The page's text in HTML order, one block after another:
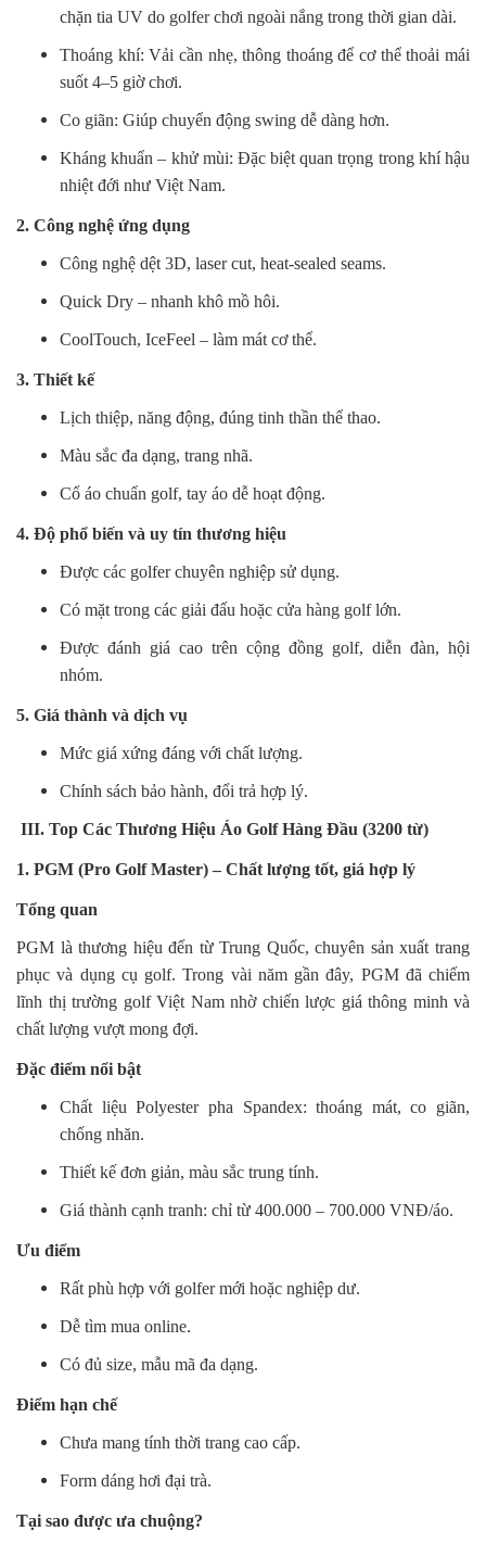
chặn tia UV do golfer chơi ngoài nắng trong thời gian dài.
Thoáng khí: Vải cần nhẹ, thông thoáng để cơ thể thoải mái
suốt 4–5 giờ chơi.
Co giãn: Giúp chuyển động swing dễ dàng hơn.
Kháng khuẩn – khử mùi: Đặc biệt quan trọng trong khí hậu
nhiệt đới như Việt Nam.
2. Công nghệ ứng dụng
Công nghệ dệt 3D, laser cut, heat-sealed seams.
Quick Dry – nhanh khô mồ hôi.
CoolTouch, IceFeel – làm mát cơ thể.
3. Thiết kế
Lịch thiệp, năng động, đúng tinh thần thể thao.
Màu sắc đa dạng, trang nhã.
Cổ áo chuẩn golf, tay áo dễ hoạt động.
4. Độ phổ biến và uy tín thương hiệu
Được các golfer chuyên nghiệp sử dụng.
Có mặt trong các giải đấu hoặc cửa hàng golf lớn.
Được đánh giá cao trên cộng đồng golf, diễn đàn, hội
nhóm.
5. Giá thành và dịch vụ
Mức giá xứng đáng với chất lượng.
Chính sách bảo hành, đổi trả hợp lý.
III. Top Các Thương Hiệu Áo Golf Hàng Đầu (3200 từ)
1. PGM (Pro Golf Master) – Chất lượng tốt, giá hợp lý
Tổng quan
PGM là thương hiệu đến từ Trung Quốc, chuyên sản xuất trang
phục và dụng cụ golf. Trong vài năm gần đây, PGM đã chiếm
lĩnh thị trường golf Việt Nam nhờ chiến lược giá thông minh và
chất lượng vượt mong đợi.
Đặc điểm nổi bật
Chất liệu Polyester pha Spandex: thoáng mát, co giãn,
chống nhăn.
Thiết kế đơn giản, màu sắc trung tính.
Giá thành cạnh tranh: chỉ từ 400.000 – 700.000 VNĐ/áo.
Ưu điểm
Rất phù hợp với golfer mới hoặc nghiệp dư.
Dễ tìm mua online.
Có đủ size, mẫu mã đa dạng.
Điểm hạn chế
Chưa mang tính thời trang cao cấp.
Form dáng hơi đại trà.
Tại sao được ưa chuộng?